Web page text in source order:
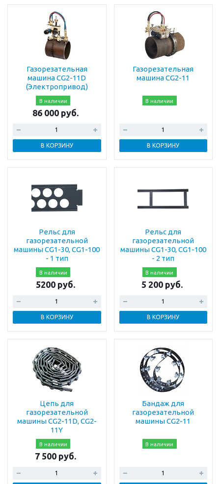
Газорезательная
машина CG2-11D
(Электропривод)
В наличии
86 000 руб.
В КОРЗИНУ
Газорезательная
машина CG2-11
В наличии
В КОРЗИНУ
Рельс для
газорезательной
машины CG1-30, CG1-100
- 1 тип
В наличии
5200 руб.
В КОРЗИНУ
Рельс для
газорезательной
машины CG1-30, CG1-100
- 2 тип
В наличии
5 200 руб.
В КОРЗИНУ
Цепь для
газорезательной
машины CG2-11D, CG2-
11Y
В наличии
7 500 руб.
Бандаж для
газорезательной
машины CG2-11
В наличии